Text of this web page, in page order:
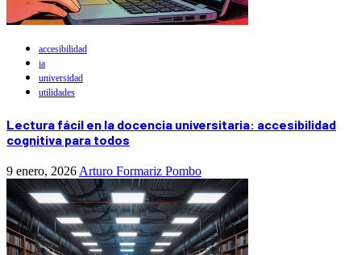
accesibilidad
ia
universidad
utilidades
Lectura fácil en la docencia universitaria: accesibilidad
cognitiva para todos
9 enero, 2026 Arturo Formariz Pombo